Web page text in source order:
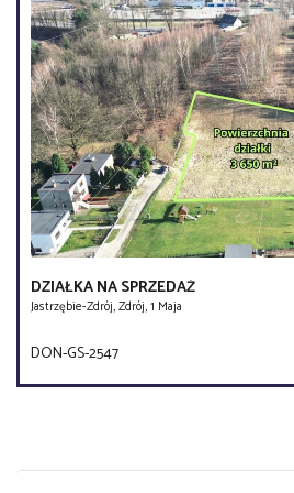
DZIAŁKA NA SPRZEDAŻ
Jastrzębie-Zdrój, Zdrój, 1 Maja
DON-GS-2547